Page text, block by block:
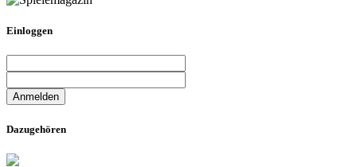
Einloggen
Dazugehören